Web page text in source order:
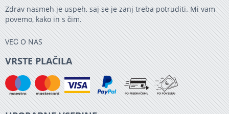
Zdrav nasmeh je uspeh, saj se je zanj treba potruditi. Mi vam
povemo, kako in s čim.
VEČ O NAS
VRSTE PLAČILA